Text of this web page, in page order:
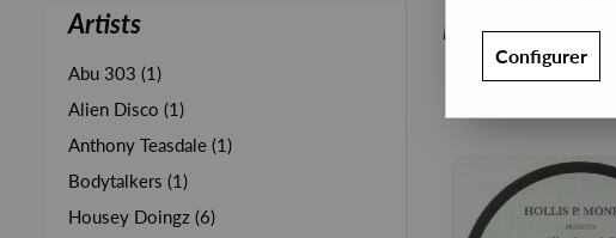
Artists
Abu 303 (1)
Alien Disco (1)
Anthony Teasdale (1)
Bodytalkers (1)
Housey Doingz (6)
PRESALES
Configurer